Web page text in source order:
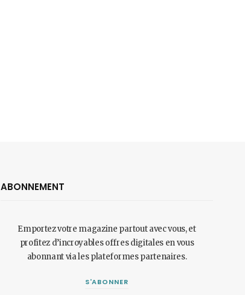
ABONNEMENT
Emportez votre magazine partout avec vous, et
profitez d’incroyables offres digitales en vous
abonnant via les plateformes partenaires.
S'ABONNER